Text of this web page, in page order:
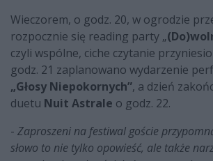
Wieczorem, o godz. 20, w ogrodzie
rozpocznie się reading party „
czyli wspólne, ciche czytanie
godz. 21 zaplanowano wydarzenie
„Głosy Niepokornych”, a dzień
duetu Nuit Astrale o godz. 22.
- Zaproszeni na festiwal goście
słowo to nie tylko opowieść, ale także